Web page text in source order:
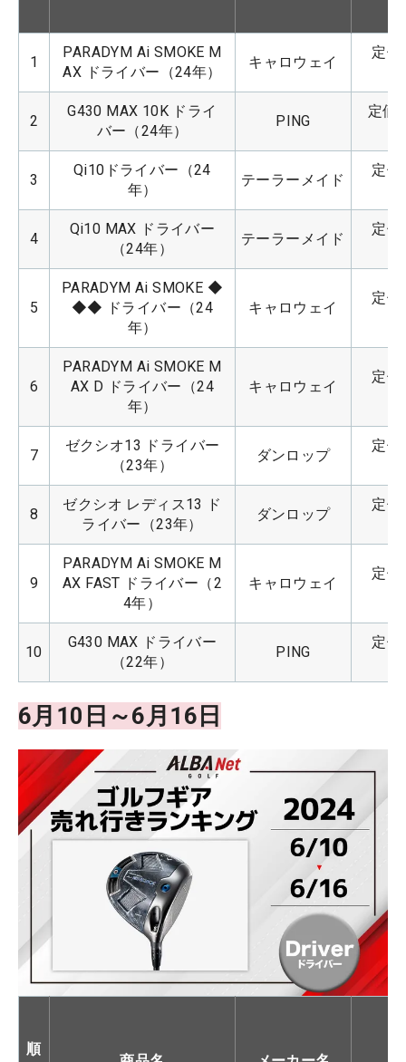
1
PARADYM Ai SMOKE M
AX ドライバー（24年）
キャロウェイ
定価
2
G430 MAX 10K ドライ
バー（24年）
PING
定価
3
Qi10ドライバー（24
年）
テーラーメイド
定価
4
Qi10 MAX ドライバー
（24年）
テーラーメイド
定価
5
PARADYM Ai SMOKE ◆
◆◆ ドライバー（24
年）
キャロウェイ
定価
6
PARADYM Ai SMOKE M
AX D ドライバー（24
年）
キャロウェイ
定価
7
ゼクシオ13 ドライバー
（23年）
ダンロップ
定価
8
ゼクシオ レディス13 ド
ライバー（23年）
ダンロップ
定価
9
PARADYM Ai SMOKE M
AX FAST ドライバー（2
4年）
キャロウェイ
定価
10
G430 MAX ドライバー
（22年）
PING
定価
6月10日～6月16日
順